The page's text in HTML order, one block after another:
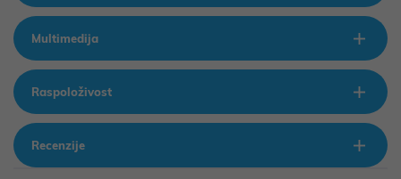
Multimedija
Raspoloživost
Recenzije